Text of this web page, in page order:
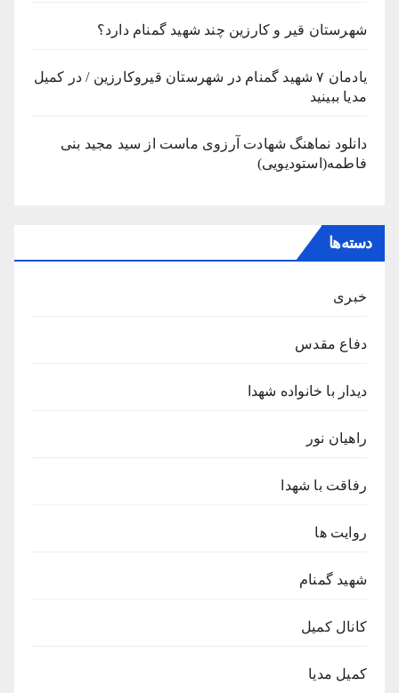
شهرستان قیر و کارزین چند شهید گمنام دارد؟
یادمان ۷ شهید گمنام در شهرستان قیروکارزین / در کمیل
مدیا ببینید
دانلود نماهنگ شهادت آرزوی ماست از سید مجید بنی
فاطمه(استودیویی)
دسته‌ها
خبری
دفاع مقدس
دیدار با خانواده شهدا
راهیان نور
رفاقت با شهدا
روایت ها
شهید گمنام
کانال کمیل
کمیل مدیا